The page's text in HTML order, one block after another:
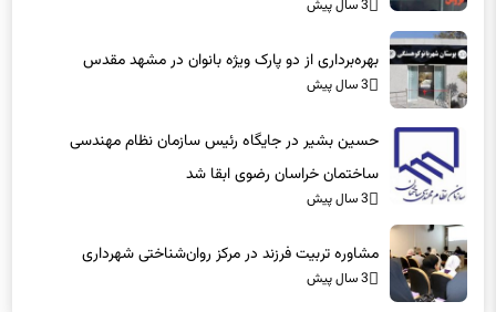
3 سال پیش
بهره‌برداری از دو پارک ویژه بانوان در مشهد مقدس
3 سال پیش
حسین بشیر در جایگاه رئیس سازمان نظام مهندسی
ساختمان خراسان رضوی ابقا شد
3 سال پیش
مشاوره تربیت فرزند در مرکز روان‌شناختی شهرداری
3 سال پیش